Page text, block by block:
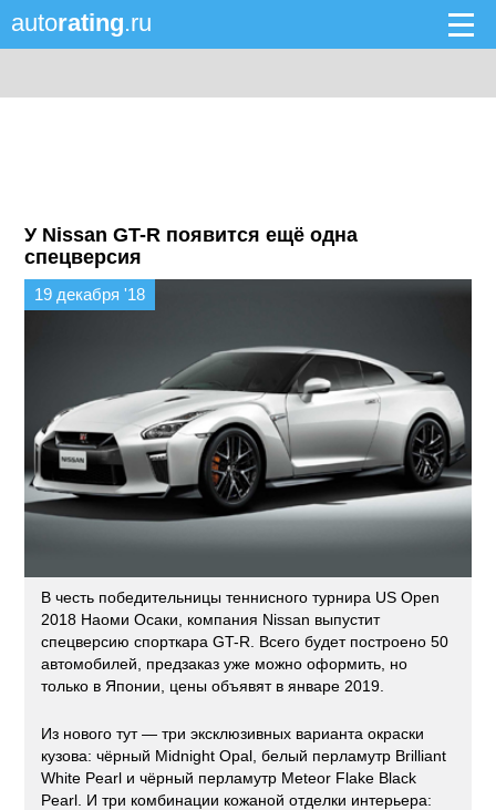
autorating.ru
У Nissan GT-R появится ещё одна
спецверсия
19 декабря '18
В честь победительницы теннисного турнира US Open
2018 Наоми Осаки, компания Nissan выпустит
спецверсию спорткара GT-R. Всего будет построено 50
автомобилей, предзаказ уже можно оформить, но
только в Японии, цены объявят в январе 2019.
Из нового тут — три эксклюзивных варианта окраски
кузова: чёрный Midnight Opal, белый перламутр Brilliant
White Pearl и чёрный перламутр Meteor Flake Black
Pearl. И три комбинации кожаной отделки интерьера: